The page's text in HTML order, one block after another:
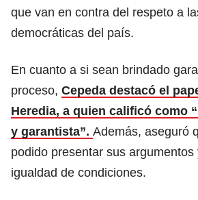
que van en contra del respeto a
democráticas del país.
En cuanto a si sean brindado
proceso, Cepeda destacó el
Heredia, a quien calificó como
y garantista”. Además, aseguró
podido presentar sus argumentos
igualdad de condiciones.